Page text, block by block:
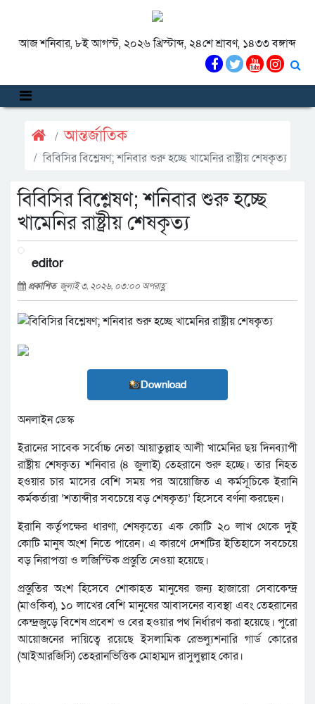
আজ শনিবার, ৮ই আগস্ট, ২০২৬ খ্রিস্টাব্দ, ২৪শে শ্রাবণ, ১৪৩৩ বঙ্গাব্দ
আন্তর্জাতিক
বিবিসির বিশ্লেষণ; শনিবার শুরু হচ্ছে খামেনির রাষ্ট্রীয় শেষকৃত্য
বিবিসির বিশ্লেষণ; শনিবার শুরু হচ্ছে
খামেনির রাষ্ট্রীয় শেষকৃত্য
editor
প্রকাশিত জুলাই ৩, ২০২৬, ০৩:০০ অপরাহ্ণ
Download
অনলাইন ডেস্ক
ইরানের সাবেক সর্বোচ্চ নেতা আয়াতুল্লাহ আলী খামেনির ছয় দিনব্যাপী
রাষ্ট্রীয় শেষকৃত্য শনিবার (৪ জুলাই) তেহরানে শুরু হচ্ছে। তার নিহত
হওয়ার চার মাসের বেশি সময় পর আয়োজিত এ কর্মসূচিকে ইরানি
কর্মকর্তারা ‘শতাব্দীর সবচেয়ে বড় শেষকৃত্য’ হিসেবে বর্ণনা করছেন।
ইরানি কর্তৃপক্ষের ধারণা, শেষকৃত্যে এক কোটি ২০ লাখ থেকে দুই
কোটি মানুষ অংশ নিতে পারেন। এ কারণে দেশটির ইতিহাসে সবচেয়ে
বড় নিরাপত্তা ও লজিস্টিক প্রস্তুতি নেওয়া হয়েছে।
প্রস্তুতির অংশ হিসেবে শোকাহত মানুষের জন্য হাজারো সেবাকেন্দ্র
(মাওকিব), ১০ লাখের বেশি মানুষের আবাসনের ব্যবস্থা এবং তেহরানের
কেন্দ্রজুড়ে বিশেষ প্রবেশ ও বের হওয়ার পথ নির্ধারণ করা হয়েছে। পুরো
আয়োজনের দায়িত্বে রয়েছে ইসলামিক রেভল্যুশনারি গার্ড কোরের
(আইআরজিসি) তেহরানভিত্তিক মোহাম্মদ রাসুলুল্লাহ কোর।